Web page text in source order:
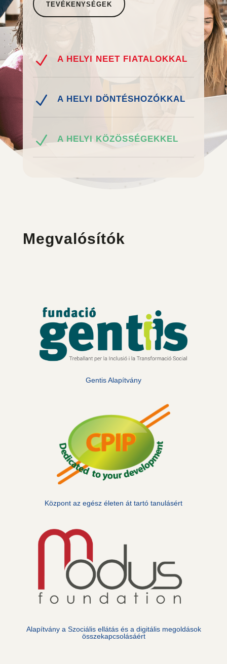
TEVÉKENYSÉGEK
N A HELYI NEET FIATALOKKAL
N A HELYI DÖNTÉSHOZÓKKAL
N A HELYI KÖZÖSSÉGEKKEL
Megvalósítók
Gentis Alapítvány
Központ az egész életen át tartó tanulásért
Alapítvány a Szociális ellátás és a digitális megoldások
összekapcsolásáért